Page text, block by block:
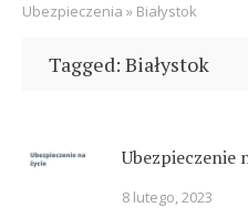
to
content
Ubezpieczenia » Białystok
Tagged: Białystok
Ubezpieczenie
8 lutego, 2023